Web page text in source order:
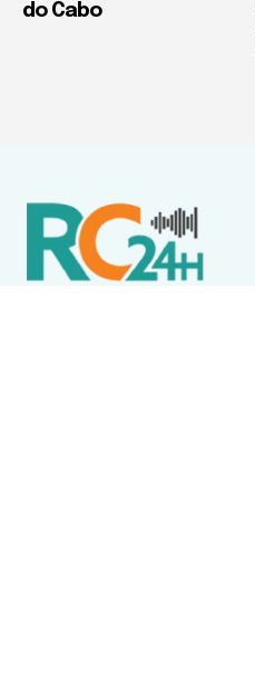
do Cabo